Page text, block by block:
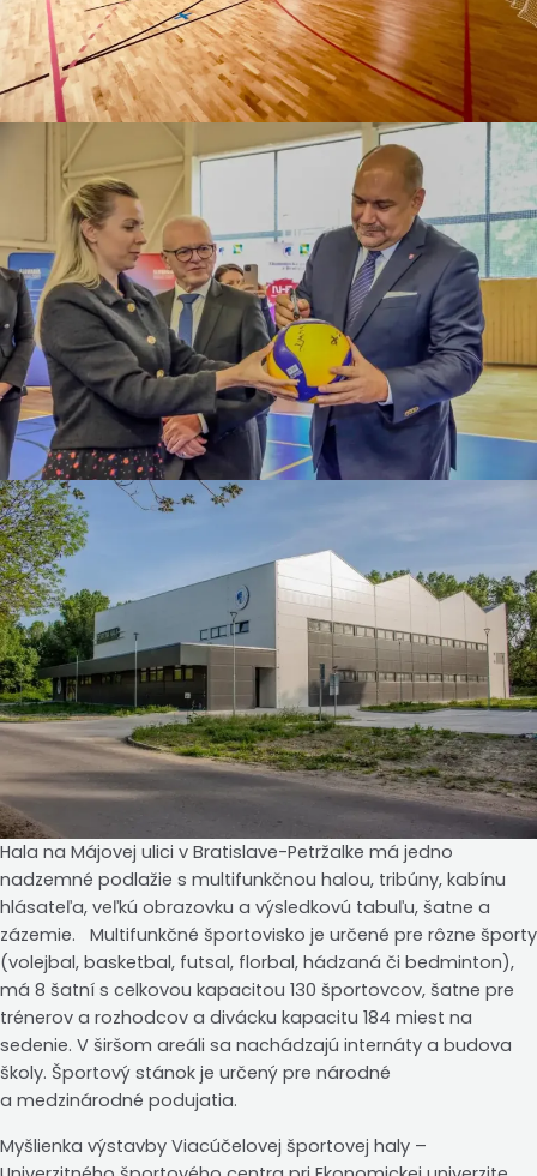
Hala na Májovej ulici v Bratislave-Petržalke má jedno
nadzemné podlažie s multifunkčnou halou, tribúny, kabínu
hlásateľa, veľkú obrazovku a výsledkovú tabuľu, šatne a
zázemie. Multifunkčné športovisko je určené pre rôzne športy
(volejbal, basketbal, futsal, florbal, hádzaná či bedminton),
má 8 šatní s celkovou kapacitou 130 športovcov, šatne pre
trénerov a rozhodcov a divácku kapacitu 184 miest na
sedenie. V širšom areáli sa nachádzajú internáty a budova
školy. Športový stánok je určený pre národné
a medzinárodné podujatia.
Myšlienka výstavby Viacúčelovej športovej haly –